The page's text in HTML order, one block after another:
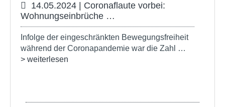
14.05.2024 | Coronaflaute vorbei:
Wohnungseinbrüche …
Infolge der eingeschränkten Bewegungsfreiheit
während der Coronapandemie war die Zahl …
> weiterlesen